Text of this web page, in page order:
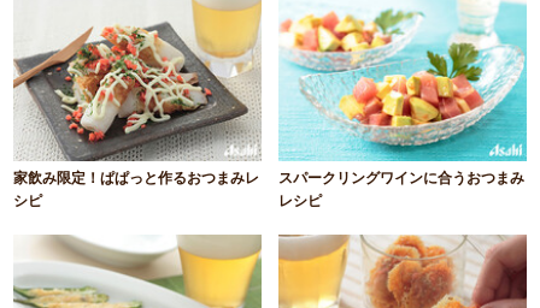
家飲み限定！ぱぱっと作るおつまみレ
シピ
スパークリングワインに合うおつまみ
レシピ